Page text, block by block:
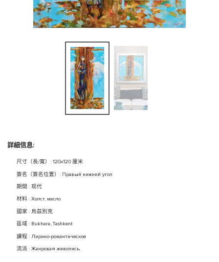
詳細信息:
尺寸（長/寬）: 120x120 厘米
簽名（簽名位置）: Правый нижний угол
期間 : 现代
材料 : Холст, масло
國家 : 烏茲別克
區域 : Bukhara, Tashkent
課程 : Лирико-романтическое
流派 : Жанровая живопись